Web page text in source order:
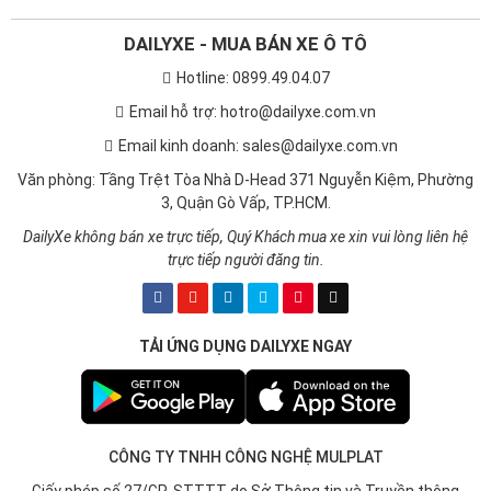
DAILYXE - MUA BÁN XE Ô TÔ
Hotline: 0899.49.04.07
Email hỗ trợ: hotro@dailyxe.com.vn
Email kinh doanh: sales@dailyxe.com.vn
Văn phòng: Tầng Trệt Tòa Nhà D-Head 371 Nguyễn Kiệm, Phường
3, Quận Gò Vấp, TP.HCM.
DailyXe không bán xe trực tiếp, Quý Khách mua xe xin vui lòng liên hệ
trực tiếp người đăng tin.
TẢI ỨNG DỤNG DAILYXE NGAY
CÔNG TY TNHH CÔNG NGHỆ MULPLAT